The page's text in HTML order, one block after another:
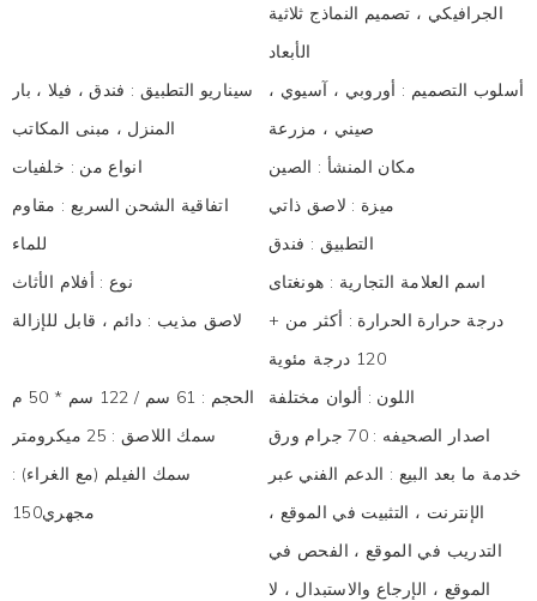
الجرافيكي ، تصميم النماذج ثلاثية
الأبعاد
سيناريو التطبيق : فندق ، فيلا ، بار
المنزل ، مبنى المكاتب
أسلوب التصميم : أوروبي ، آسيوي ،
صيني ، مزرعة
انواع من : خلفيات مكان المنشأ : الصين
اتفاقية الشحن السريع : مقاوم
للماء
ميزة : لاصق ذاتي
التطبيق : فندق
نوع : أفلام الأثاث اسم العلامة التجارية : هونغتاى
لاصق مذيب : دائم ، قابل للإزالة درجة حرارة الحرارة : أكثر من +
120 درجة مئوية
الحجم : 61 سم / 122 سم * 50 م اللون : ألوان مختلفة
سمك اللاصق : 25 ميكرومتر اصدار الصحيفه :70 جرام ورق
سمك الفيلم (مع الغراء) :
مجهري150
خدمة ما بعد البيع : الدعم الفني عبر
الإنترنت ، التثبيت في الموقع ،
التدريب في الموقع ، الفحص في
الموقع ، الإرجاع والاستبدال ، لا